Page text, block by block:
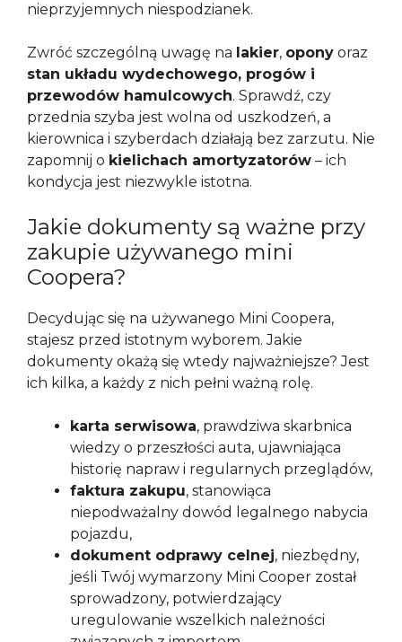
nieprzyjemnych niespodzianek.
Zwróć szczególną uwagę na lakier, opony oraz
stan układu wydechowego, progów i
przewodów hamulcowych. Sprawdź, czy
przednia szyba jest wolna od uszkodzeń, a
kierownica i szyberdach działają bez zarzutu. Nie
zapomnij o kielichach amortyzatorów – ich
kondycja jest niezwykle istotna.
Jakie dokumenty są ważne przy
zakupie używanego mini
Coopera?
Decydując się na używanego Mini Coopera,
stajesz przed istotnym wyborem. Jakie
dokumenty okażą się wtedy najważniejsze? Jest
ich kilka, a każdy z nich pełni ważną rolę.
karta serwisowa, prawdziwa skarbnica
wiedzy o przeszłości auta, ujawniająca
historię napraw i regularnych przeglądów,
faktura zakupu, stanowiąca
niepodważalny dowód legalnego nabycia
pojazdu,
dokument odprawy celnej, niezbędny,
jeśli Twój wymarzony Mini Cooper został
sprowadzony, potwierdzający
uregulowanie wszelkich należności